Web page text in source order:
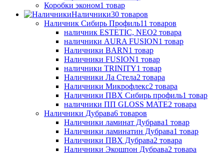
Коробки эконом1 товар
Наличники30 товаров
Наличник Сибирь Профиль11 товаров
наличник ESTETIC, NEO2 товара
наличники AURA FUSION1 товар
Наличники BARN1 товар
Наличники FUSION1 товар
наличники TRINITY1 товар
Наличники Ла Стела2 товара
Наличники Микрофлекс2 товара
Наличники ПВХ Сибирь профиль1 товар
наличники ПП GLOSS MATE2 товара
Наличники Дубрава6 товаров
Наличники ламинат Дубрава1 товар
Наличники ламинатин Дубрава1 товар
Наличники ПВХ Дубрава2 товара
Наличники Экошпон Дубрава2 товара